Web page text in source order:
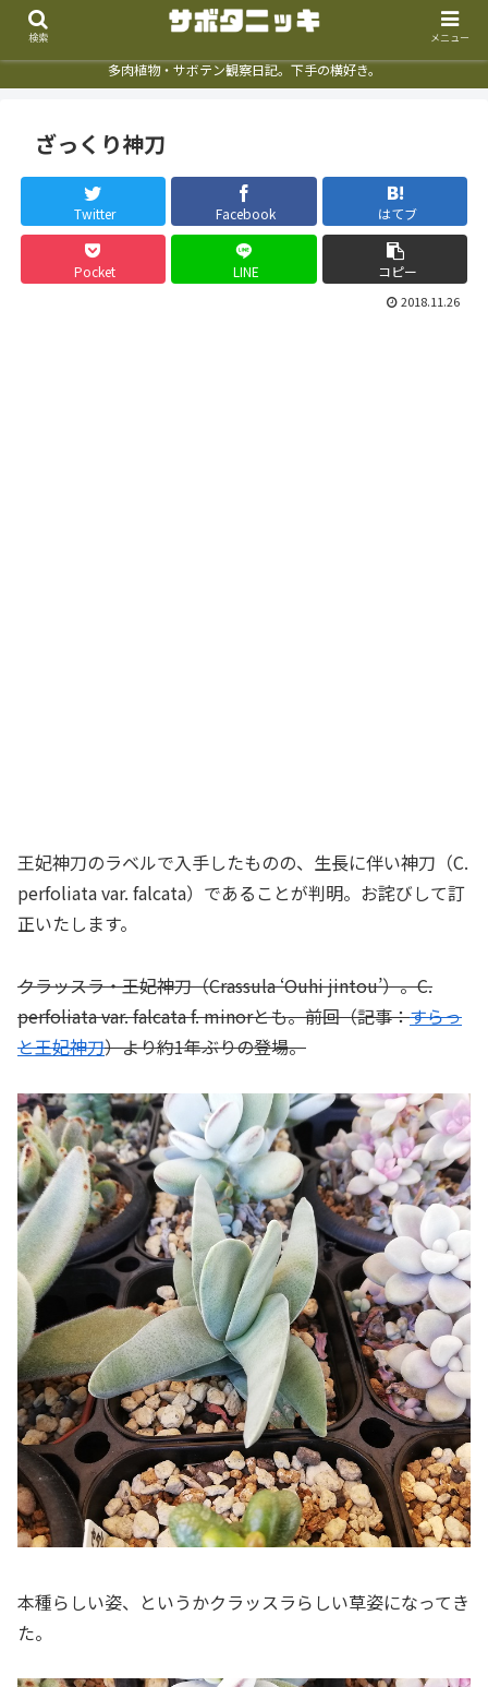
多肉植物・サボテン観察日記。下手の横好き。
ざっくり神刀
Twitter Facebook はてブ
Pocket LINE コピー
2018.11.26
王妃神刀のラベルで入手したものの、生長に伴い神刀（C.
perfoliata var. falcata）であることが判明。お詫びして訂
正いたします。
クラッスラ・王妃神刀（Crassula ‘Ouhi jintou’）。C.
perfoliata var. falcata f. minorとも。前回（記事：すらっ
と王妃神刀）より約1年ぶりの登場。
本種らしい姿、というかクラッスラらしい草姿になってき
た。
検索 メニュー